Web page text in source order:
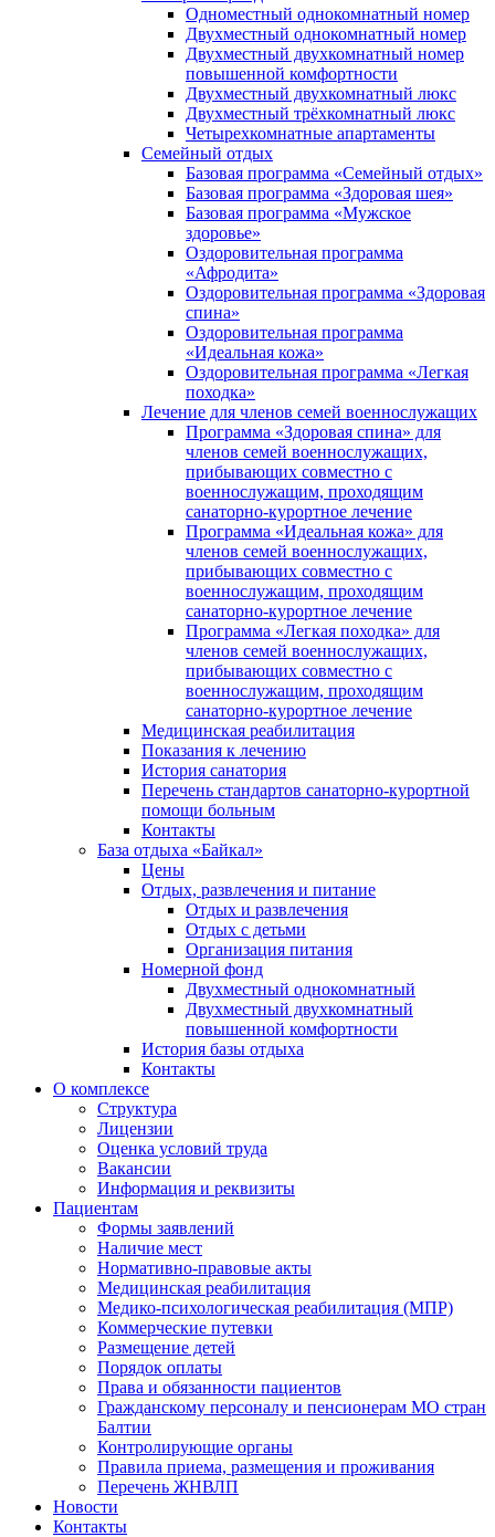
Одноместный однокомнатный номер
Двухместный однокомнатный номер
Двухместный двухкомнатный номер
повышенной комфортности
Двухместный двухкомнатный люкс
Двухместный трёхкомнатный люкс
Четырехкомнатные апартаменты
Семейный отдых
Базовая программа «Семейный отдых»
Базовая программа «Здоровая шея»
Базовая программа «Мужское
здоровье»
Оздоровительная программа
«Афродита»
Оздоровительная программа «Здоровая
спина»
Оздоровительная программа
«Идеальная кожа»
Оздоровительная программа «Легкая
походка»
Лечение для членов семей военнослужащих
Программа «Здоровая спина» для
членов семей военнослужащих,
прибывающих совместно с
военнослужащим, проходящим
санаторно-курортное лечение
Программа «Идеальная кожа» для
членов семей военнослужащих,
прибывающих совместно с
военнослужащим, проходящим
санаторно-курортное лечение
Программа «Легкая походка» для
членов семей военнослужащих,
прибывающих совместно с
военнослужащим, проходящим
санаторно-курортное лечение
Медицинская реабилитация
Показания к лечению
История санатория
Перечень стандартов санаторно-курортной
помощи больным
Контакты
База отдыха «Байкал»
Цены
Отдых, развлечения и питание
Отдых и развлечения
Отдых с детьми
Организация питания
Номерной фонд
Двухместный однокомнатный
Двухместный двухкомнатный
повышенной комфортности
История базы отдыха
Контакты
О комплексе
Структура
Лицензии
Оценка условий труда
Вакансии
Информация и реквизиты
Пациентам
Формы заявлений
Наличие мест
Нормативно-правовые акты
Медицинская реабилитация
Медико-психологическая реабилитация (МПР)
Коммерческие путевки
Размещение детей
Порядок оплаты
Права и обязанности пациентов
Гражданскому персоналу и пенсионерам МО стран
Балтии
Контролирующие органы
Правила приема, размещения и проживания
Перечень ЖНВЛП
Новости
Контакты